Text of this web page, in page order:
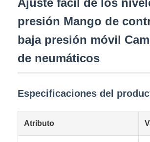
Ajuste fácil de los
presión Mango de
baja presión móvil
de neumáticos
Especificaciones del
Atributo